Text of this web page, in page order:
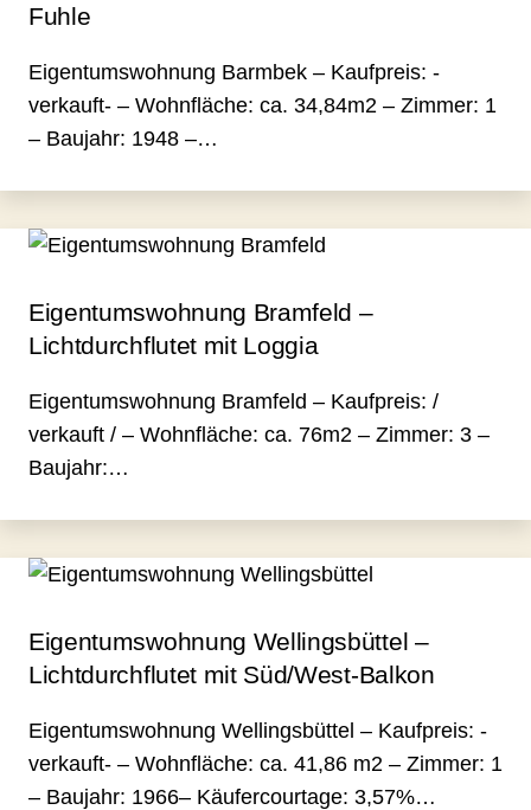
Fuhle
Eigentumswohnung Barmbek – Kaufpreis: -
verkauft- – Wohnfläche: ca. 34,84m2 – Zimmer: 1
– Baujahr: 1948 –…
Eigentumswohnung Bramfeld –
Lichtdurchflutet mit Loggia
Eigentumswohnung Bramfeld – Kaufpreis: /
verkauft / – Wohnfläche: ca. 76m2 – Zimmer: 3 –
Baujahr:…
Eigentumswohnung Wellingsbüttel –
Lichtdurchflutet mit Süd/West-Balkon
Eigentumswohnung Wellingsbüttel – Kaufpreis: -
verkauft- – Wohnfläche: ca. 41,86 m2 – Zimmer: 1
– Baujahr: 1966– Käufercourtage: 3,57%…